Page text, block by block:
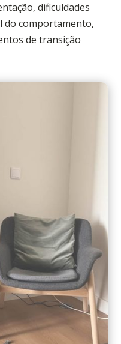
dificuldades
do comportamento,
de transição